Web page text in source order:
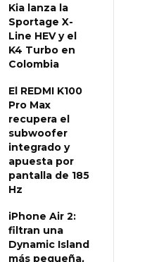
Kia lanza la
Sportage X-
Line HEV y el
K4 Turbo en
Colombia
El REDMI K100
Pro Max
recupera el
subwoofer
integrado y
apuesta por
pantalla de 185
Hz
iPhone Air 2:
filtran una
Dynamic Island
más pequeña,